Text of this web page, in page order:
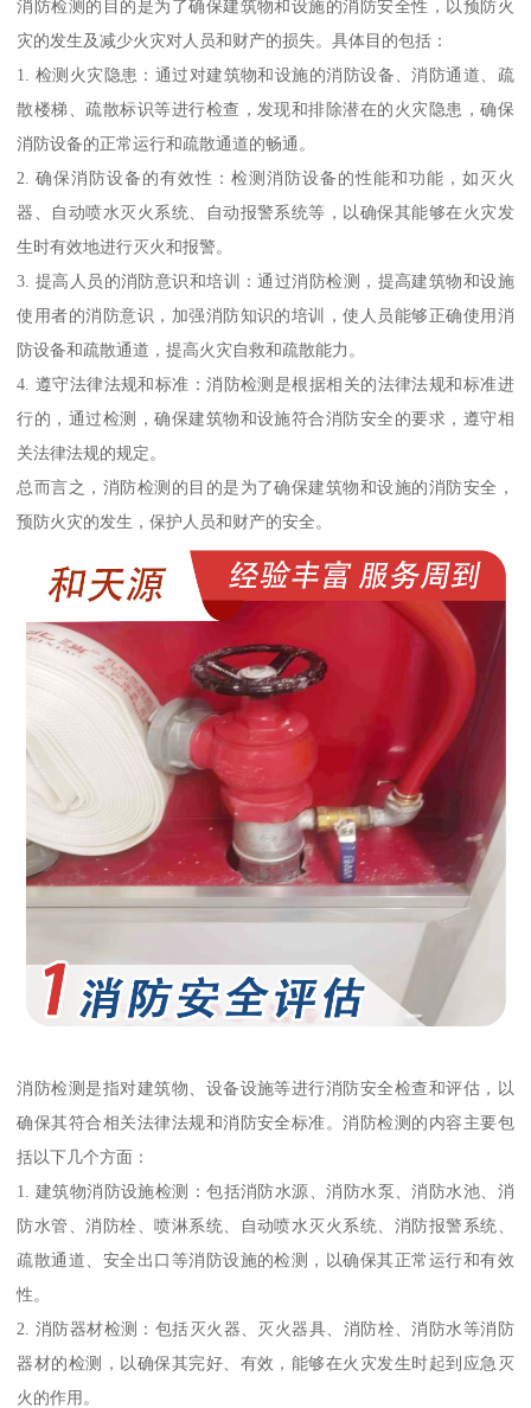
消防检测的目的是为了确保建筑物和设施的消防安全性，以预防火
灾的发生及减少火灾对人员和财产的损失。具体目的包括：
1. 检测火灾隐患：通过对建筑物和设施的消防设备、消防通道、疏
散楼梯、疏散标识等进行检查，发现和排除潜在的火灾隐患，确保
消防设备的正常运行和疏散通道的畅通。
2. 确保消防设备的有效性：检测消防设备的性能和功能，如灭火
器、自动喷水灭火系统、自动报警系统等，以确保其能够在火灾发
生时有效地进行灭火和报警。
3. 提高人员的消防意识和培训：通过消防检测，提高建筑物和设施
使用者的消防意识，加强消防知识的培训，使人员能够正确使用消
防设备和疏散通道，提高火灾自救和疏散能力。
4. 遵守法律法规和标准：消防检测是根据相关的法律法规和标准进
行的，通过检测，确保建筑物和设施符合消防安全的要求，遵守相
关法律法规的规定。
总而言之，消防检测的目的是为了确保建筑物和设施的消防安全，
预防火灾的发生，保护人员和财产的安全。
消防检测是指对建筑物、设备设施等进行消防安全检查和评估，以
确保其符合相关法律法规和消防安全标准。消防检测的内容主要包
括以下几个方面：
1. 建筑物消防设施检测：包括消防水源、消防水泵、消防水池、消
防水管、消防栓、喷淋系统、自动喷水灭火系统、消防报警系统、
疏散通道、安全出口等消防设施的检测，以确保其正常运行和有效
性。
2. 消防器材检测：包括灭火器、灭火器具、消防栓、消防水等消防
器材的检测，以确保其完好、有效，能够在火灾发生时起到应急灭
火的作用。